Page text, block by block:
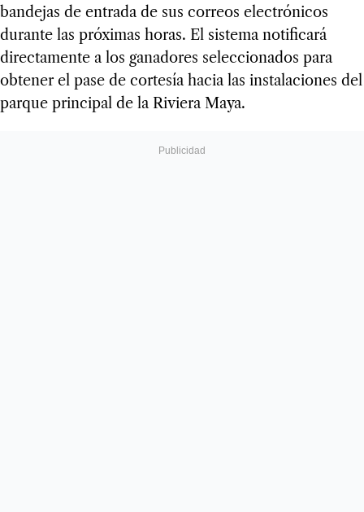
bandejas de entrada de sus correos electrónicos
durante las próximas horas. El sistema notificará
directamente a los ganadores seleccionados para
obtener el pase de cortesía hacia las instalaciones del
parque principal de la Riviera Maya.